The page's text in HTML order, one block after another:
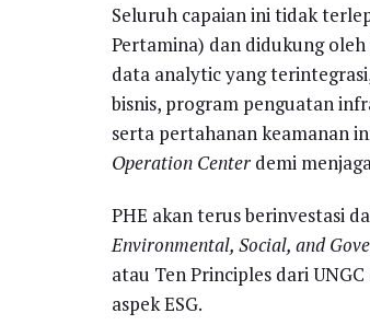
Seluruh capaian ini tidak
Pertamina) dan didukung
data analytic yang
bisnis, program penguatan
serta pertahanan keamanan
Operation Center demi
PHE akan terus berinvestasi
Environmental, Social, and
atau Ten Principles dari
aspek ESG.